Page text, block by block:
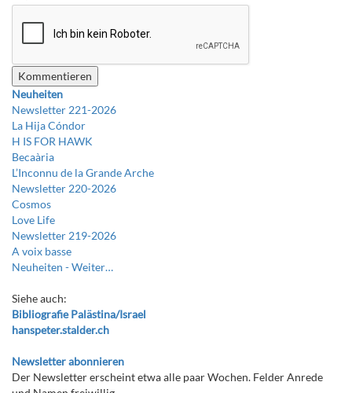
Neuheiten
Newsletter 221-2026
La Hija Cóndor
H IS FOR HAWK
Becaària
L’Inconnu de la Grande Arche
Newsletter 220-2026
Cosmos
Love Life
Newsletter 219-2026
A voix basse
Neuheiten -Weiter…
Siehe auch:
Bibliografie Palästina/Israel
hanspeter.stalder.ch
Newsletter abonnieren
Der Newsletter erscheint etwa alle paar Wochen. Felder Anrede